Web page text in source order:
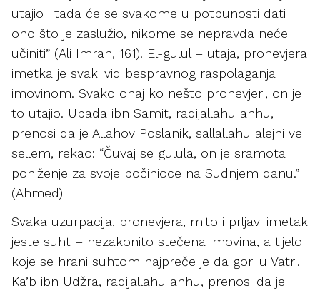
utajio i tada će se svakome u potpunosti dati
ono što je zaslužio, nikome se nepravda neće
učiniti” (Ali Imran, 161). El-gulul – utaja, pronevjera
imetka je svaki vid bespravnog raspolaganja
imovinom. Svako onaj ko nešto pronevjeri, on je
to utajio. Ubada ibn Samit, radijallahu anhu,
prenosi da je Allahov Poslanik, sallallahu alejhi ve
sellem, rekao: “Čuvaj se gulula, on je sramota i
poniženje za svoje počinioce na Sudnjem danu.”
(Ahmed)
Svaka uzurpacija, pronevjera, mito i prljavi imetak
jeste suht – nezakonito stečena imovina, a tijelo
koje se hrani suhtom najpreče je da gori u Vatri.
Ka’b ibn Udžra, radijallahu anhu, prenosi da je